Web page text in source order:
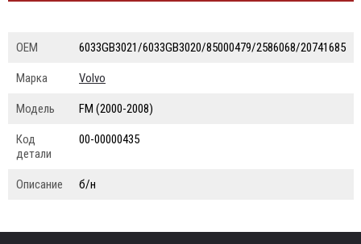
ОЕМ 6033GB3021/6033GB3020/85000479/2586068/20741685
Марка Volvo
Модель FM (2000-2008)
Код
детали
00-00000435
Описание б/н